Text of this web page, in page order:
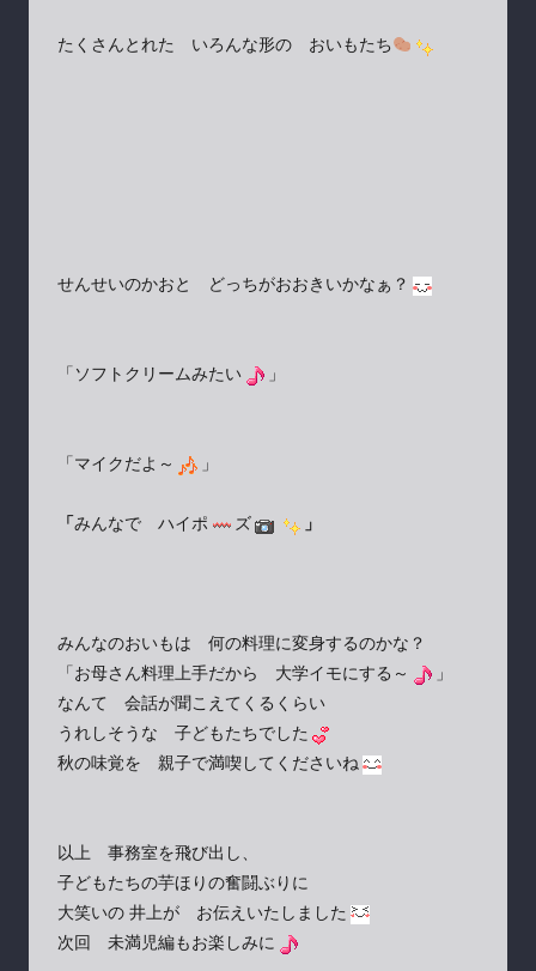
たくさんとれた いろんな形の おいもたち
せんせいのかおと どっちがおおきいかなぁ？
「ソフトクリームみたい 」
「マイクだよ～ 」
「 みんなで ハイポ ズ 」
みんなのおいもは 何の料理に変身するのかな？
「お母さん料理上手だから 大学イモにする～
」
なんて 会話が聞こえてくるくらい
うれしそうな 子どもたちでした
秋の味覚を 親子で満喫してくださいね
以上 事務室を飛び出し、
子どもたちの芋ほりの奮闘ぶりに
大笑いの 井上が お伝えいたしました
次回 未満児編もお楽しみに